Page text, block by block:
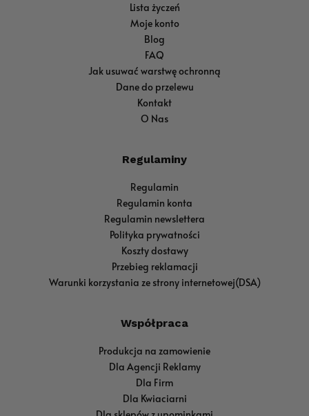
Lista życzeń
Moje konto
Blog
FAQ
Jak usuwać warstwę ochronną
Dane do przelewu
Kontakt
O Nas
Regulaminy
Regulamin
Regulamin konta
Regulamin newslettera
Polityka prywatności
Koszty dostawy
Przebieg reklamacji
Warunki korzystania ze strony internetowej(DSA)
Współpraca
Produkcja na zamowienie
Dla Agencji Reklamy
Dla Firm
Dla Kwiaciarni